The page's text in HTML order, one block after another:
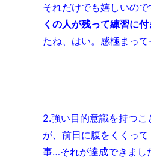
それだけでも嬉しいの
くの人が残って練習に
たね、はい。感極まって
2.強い目的意識を持つ
が、前日に腹をくくっ
事…それが達成できまし